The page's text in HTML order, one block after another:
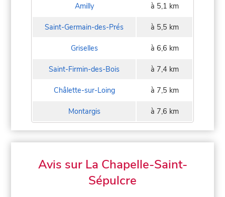
Amilly à 5,1 km
Saint-Germain-des-Prés à 5,5 km
Griselles à 6,6 km
Saint-Firmin-des-Bois à 7,4 km
Châlette-sur-Loing à 7,5 km
Montargis à 7,6 km
Avis sur La Chapelle-Saint-
Sépulcre